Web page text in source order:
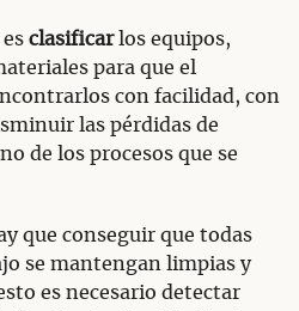
clasificarlos equipos,
para que el
con facilidad, con
las pérdidas de
de los procesos que se
que conseguir que todas
se mantengan limpias y
es necesario detectar